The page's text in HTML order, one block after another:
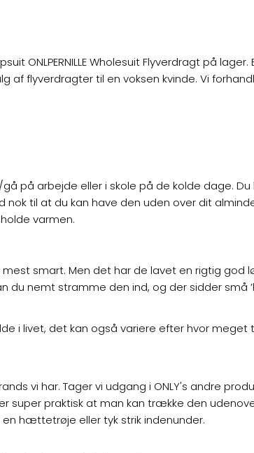
ONLPERNILLEWholesuit Flyverdragt på lager.
af flyverdragter til en voksen kvinde. Vi
på arbejde eller i skole på de kolde dage.
nok til at du kan have den uden over dit
varmen.
smart. Men det har de lavet en rigtig god
nemt stramme den ind, og der sidder små
i livet, det kan også variere efter hvor meget
vi har. Tager vi udgang i ONLY's andre
praktisk at man kan trække den
hættetrøje eller tyk strik indenunder.